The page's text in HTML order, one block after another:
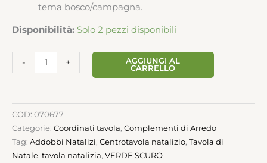
tema bosco/campagna.
Disponibilità: Solo 2 pezzi disponibili
- +
AGGIUNGI AL
CARRELLO
COD: 070677
Categorie: Coordinati tavola, Complementi di Arredo
Tag: Addobbi Natalizi, Centrotavola natalizio, Tavola di
Natale, tavola natalizia, VERDE SCURO